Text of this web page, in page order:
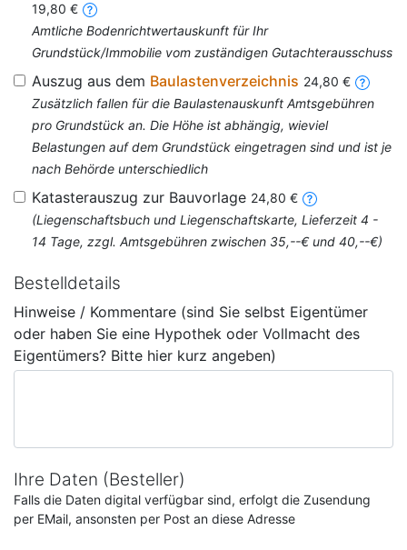
19,80 €
Amtliche Bodenrichtwertauskunft für Ihr
Grundstück/Immobilie vom zuständigen Gutachterausschuss
Auszug aus dem Baulastenverzeichnis 24,80 €
Zusätzlich fallen für die Baulastenauskunft Amtsgebühren
pro Grundstück an. Die Höhe ist abhängig, wieviel
Belastungen auf dem Grundstück eingetragen sind und ist je
nach Behörde unterschiedlich
Katasterauszug zur Bauvorlage 24,80 €
(Liegenschaftsbuch und Liegenschaftskarte, Lieferzeit 4 -
14 Tage, zzgl. Amtsgebühren zwischen 35,--€ und 40,--€)
Bestelldetails
Hinweise / Kommentare (sind Sie selbst Eigentümer
oder haben Sie eine Hypothek oder Vollmacht des
Eigentümers? Bitte hier kurz angeben)
Ihre Daten (Besteller)
Falls die Daten digital verfügbar sind, erfolgt die Zusendung
per EMail, ansonsten per Post an diese Adresse